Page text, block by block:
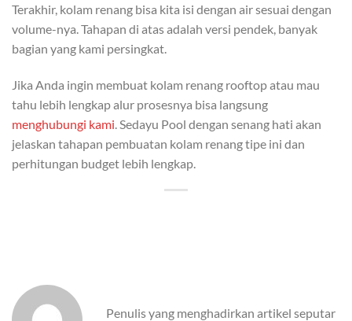
Terakhir, kolam renang bisa kita isi dengan air sesuai dengan
volume-nya. Tahapan di atas adalah versi pendek, banyak
bagian yang kami persingkat.
Jika Anda ingin membuat kolam renang rooftop atau mau
tahu lebih lengkap alur prosesnya bisa langsung
menghubungi kami . Sedayu Pool dengan senang hati akan
jelaskan tahapan pembuatan kolam renang tipe ini dan
perhitungan budget lebih lengkap.
Penulis yang menghadirkan artikel seputar